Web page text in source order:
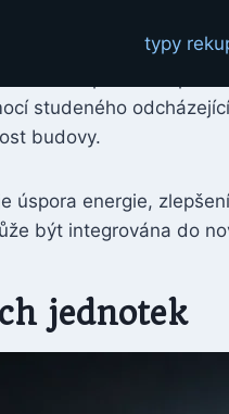
typy
který umožňuje
studeného
budovy.
úspora energie,
být integrována do
jednotek